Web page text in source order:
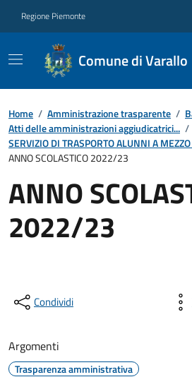
Regione Piemonte
Comune di Varallo
Home / Amministrazione trasparente /
Atti delle amministrazioni aggiudicatrici... /
SERVIZIO DI TRASPORTO ALUNNI A
ANNO SCOLASTICO 2022/23
ANNO
2022/23
Condividi
Argomenti
Trasparenza amministrativa